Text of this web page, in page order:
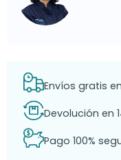
Envíos gratis
Devolución en
Pago 100%